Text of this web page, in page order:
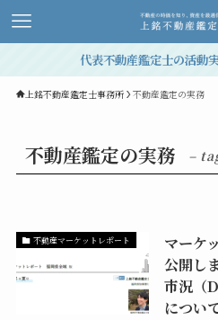
代表不動産鑑定士の活動
上銘不動産鑑定士事務所 不動産鑑定の実務
不動産鑑定の実務 –
不動産マーケットレポート
マーケ
公開し
市況（
につい